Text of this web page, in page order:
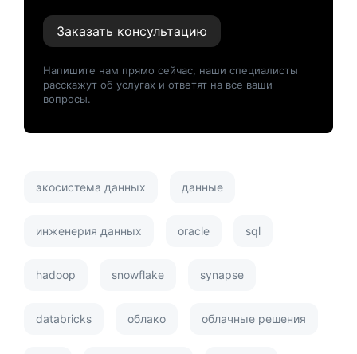
Заказать консультацию
Напишите нам прямо сейчас, наши специалисты
расскажут об услугах и ответят на все ваши
вопросы.
экосистема данных данные
инженерия данных oracle sql
hadoop snowflake synapse
databricks облако облачные решения